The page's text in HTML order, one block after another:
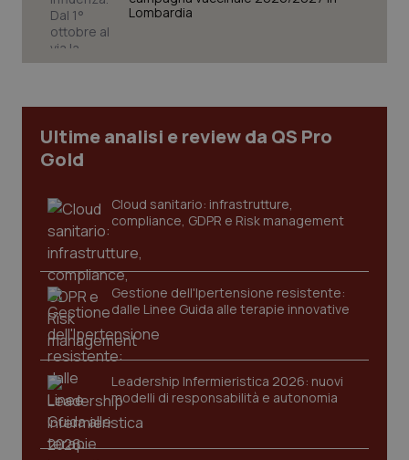
Lombardia
Ultime analisi e review da QS Pro
Gold
Cloud sanitario: infrastrutture,
compliance, GDPR e Risk management
Gestione dell'Ipertensione resistente:
dalle Linee Guida alle terapie innovative
Leadership Infermieristica 2026: nuovi
modelli di responsabilità e autonomia
CookieScriptConsent
CookieScript